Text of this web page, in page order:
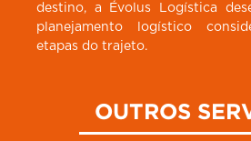
destino, a Évolus Logística
planejamento logístico
etapas do trajeto.
OUTROS